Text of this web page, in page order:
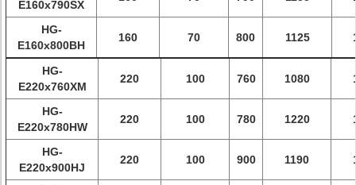
E160x790SX
HG-
E160x800BH
160 70 800 1125
HG-
E220x760XM
220 100 760 1080
HG-
E220x780HW
220 100 780 1220
HG-
E220x900HJ
220 100 900 1190